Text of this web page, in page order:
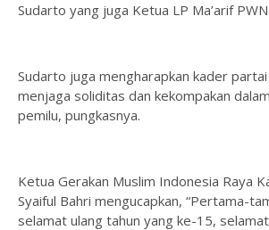
Sudarto yang juga Ketua LP Ma’arif
Sudarto juga mengharapkan kader
menjaga soliditas dan kekompakan
pemilu, pungkasnya.
Ketua Gerakan Muslim Indonesia Raya
Syaiful Bahri mengucapkan, “Pertama-
selamat ulang tahun yang ke-15,